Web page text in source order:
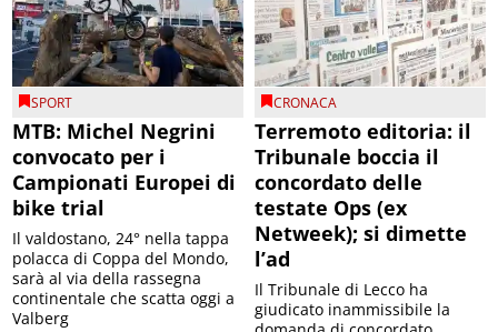
SPORT
MTB: Michel Negrini
convocato per i
Campionati Europei di
bike trial
Il valdostano, 24° nella tappa
polacca di Coppa del Mondo,
sarà al via della rassegna
continentale che scatta oggi a
Valberg
CRONACA
Terremoto editoria: il
Tribunale boccia il
concordato delle
testate Ops (ex
Netweek); si dimette
l’ad
Il Tribunale di Lecco ha
giudicato inammissibile la